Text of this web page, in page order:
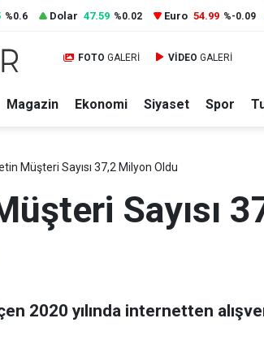
%0.6 Dolar 47.59 %0.02 Euro 54.99 %-0.09
FOTO GALERİ VİDEO GALERİ
Magazin Ekonomi Siyaset Spor
Müşteri Sayısı 37,2 Milyon Oldu
Sayısı
2020 yılında internetten